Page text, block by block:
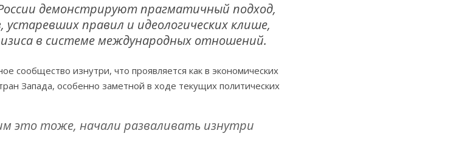
демонстрируют прагматичный подход,
правил и идеологических клише,
в системе международных отношений.
сообщество изнутри, что проявляется как в экономических
Запада, особенно заметной в ходе текущих политических
это тоже, начали разваливать изнутри